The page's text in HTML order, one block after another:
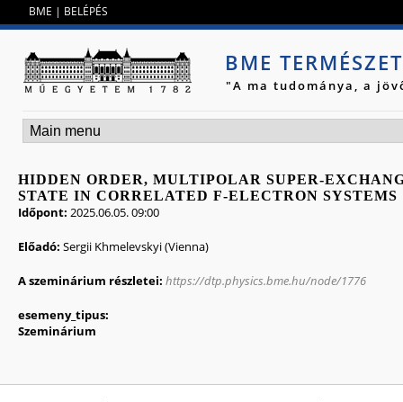
BME | BELÉPÉS
BME
"A ma tudománya, a
HIDDEN ORDER, MULTIPOLAR SUPER-
STATE IN CORRELATED F-ELECTRON SYSTEMS
Időpont: 2025.06.05. 09:00
Előadó: Sergii Khmelevskyi (Vienna)
A szeminárium részletei: https://dtp.physics.bme.hu/node/1776
esemeny_tipus:
Szeminárium